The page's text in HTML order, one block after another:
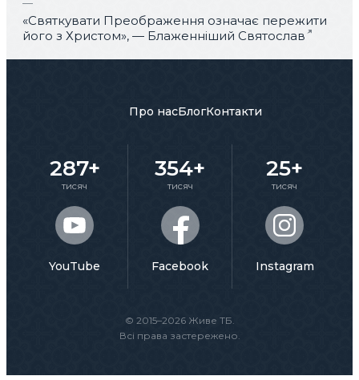
«Святкувати Преображення означає пережити
його з Христом», — Блаженніший Святослав
© 2015–2026 Живе ТБ.
Всі права застережено.
Про насБлогКонтакти
287+
тисяч
YouTube
354+
тисяч
Facebook
25+
тисяч
Instagram